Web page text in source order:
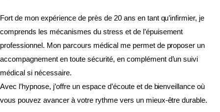
Fort de mon expérience de près de 20 ans en tant qu’infirmier, je
comprends les mécanismes du stress et de l’épuisement
professionnel. Mon parcours médical me permet de proposer un
accompagnement en toute sécurité, en complément d’un suivi
médical si nécessaire.
Avec l’hypnose, j’offre un espace d’écoute et de bienveillance où
vous pouvez avancer à votre rythme vers un mieux-être durable.